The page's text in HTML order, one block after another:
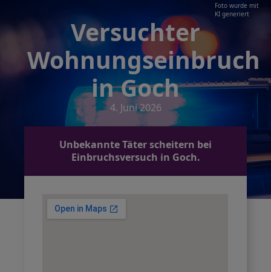
Foto wurde mit
KI generiert
Versuchter
Wohnungseinbruch
in Goch
4. Juni 2026
Unbekannte Täter scheitern bei
Einbruchsversuch in Goch.